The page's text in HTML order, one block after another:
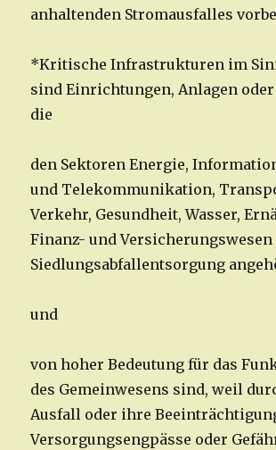
anhaltenden Stromausfalles
*Kritische Infrastrukturen im
sind Einrichtungen, Anlagen
die
den Sektoren Energie,
und Telekommunikation,
Verkehr, Gesundheit, Wasser,
Finanz- und Versicherungswesen
Siedlungsabfallentsorgung
und
von hoher Bedeutung für das
des Gemeinwesens sind, weil
Ausfall oder ihre
Versorgungsengpässe oder